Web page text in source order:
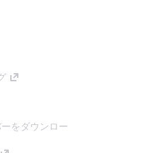
をダウンロー